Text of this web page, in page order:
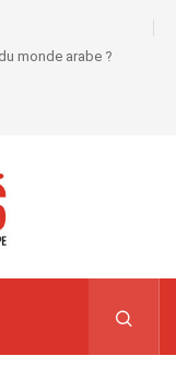
monde arabe ?